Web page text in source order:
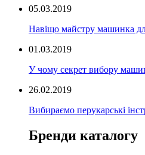
05.03.2019
Навіщо майстру машинка
01.03.2019
У чому секрет вибору
26.02.2019
Вибираємо перукарські
Бренди каталогу